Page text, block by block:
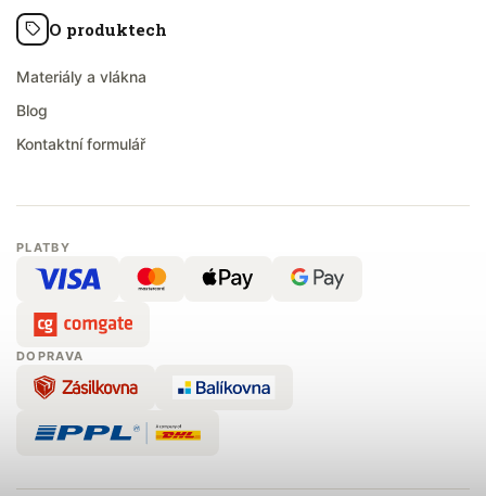
O produktech
Materiály a vlákna
Blog
Kontaktní formulář
PLATBY
DOPRAVA